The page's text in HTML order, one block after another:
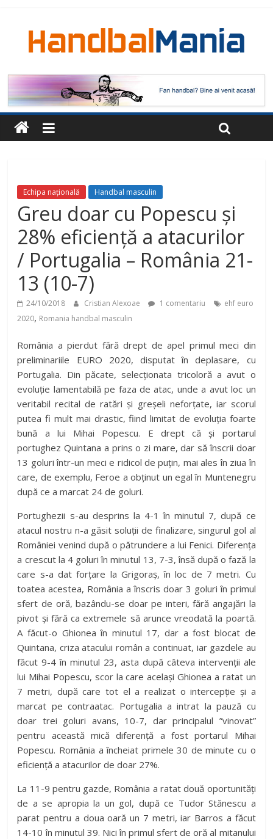
Echipa națională Handbal masculin
Greu doar cu Popescu și
28% eficiență a atacurilor
/ Portugalia – România 21-
13 (10-7)
24/10/2018 Cristian Alexoae 1 comentariu
ehf euro
2020, Romania handbal masculin
România a pierdut fără drept de apel primul meci din
preliminariile EURO 2020, disputat în deplasare, cu
Portugalia. Din păcate, selecționata tricoloră a avut o
evoluție lamentabilă pe faza de atac, unde a avut loc un
veritabil recital de ratări și greșeli neforțate, iar scorul
putea fi mult mai drastic, fiind limitat de evoluția foarte
bună a lui Mihai Popescu. E drept că și portarul
portughez Quintana a prins o zi mare, dar să înscrii doar
13 goluri într-un meci e ridicol de puțin, mai ales în ziua în
care, de exemplu, Feroe a obținut un egal în Muntenegru
după ce a marcat 24 de goluri.
Portughezii s-au desprins la 4-1 în minutul 7, după ce
atacul nostru n-a găsit soluții de finalizare, singurul gol al
României venind după o pătrundere a lui Fenici. Diferența
a crescut la 4 goluri în minutul 13, 7-3, însă după o fază la
care s-a dat forțare la Grigoraș, în loc de 7 metri. Cu
toatea acestea, România a înscris doar 3 goluri în primul
sfert de oră, bazându-se doar pe interi, fără angajări la
pivot și fără ca extremele să arunce vreodată la poartă.
A făcut-o Ghionea în minutul 17, dar a fost blocat de
Quintana, criza atacului român a continuat, iar gazdele au
făcut 9-4 în minutul 23, asta după câteva intervenții ale
lui Mihai Popescu, scor la care același Ghionea a ratat un
7 metri, după care tot el a realizat o intercepție și a
marcat pe contraatac. Portugalia a intrat la pauză cu
doar trei goluri avans, 10-7, dar principalul ”vinovat”
pentru această mică diferență a fost portarul Mihai
Popescu. România a încheiat primele 30 de minute cu o
eficiență a atacurilor de doar 27%.
La 11-9 pentru gazde, România a ratat două oportunități
de a se apropia la un gol, după ce Tudor Stănescu a
parat pentru a doua oară un 7 metri, iar Barros a făcut
14-10 în minutul 39. Nici în primul sfert de oră al mitanului